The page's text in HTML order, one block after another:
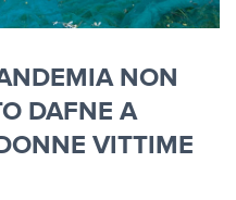
NON
DAFNE A
VITTIME